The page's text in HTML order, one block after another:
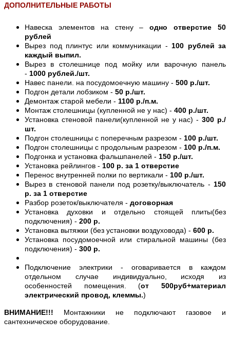
ДОПОЛНИТЕЛЬНЫЕ РАБОТЫ
Навеска элементов на стену –одно отверстие 50
рублей
Вырез под плинтус или коммуникации - 100 рублей за
каждый выпил.
Вырез в столешнице под мойку или варочную панель
- 1000 рублей./шт.
Навес панели. на посудомоечную машину - 500 р./шт.
Подгон детали лобзиком - 50 р./шт.
Демонтаж старой мебели - 1100 р./п.м.
Монтаж столешницы (купленной не у нас) - 400 р./шт.
Установка стеновой панели(купленной не у нас) -300 р./
шт.
Подгон столешницы с поперечным разрезом - 100 р./шт.
Подгон столешницы с продольным разрезом - 100 р./п.м.
Подгонка и установка фальшпанелей - 150 р./шт.
Установка рейлингов - 100 р. за 1 отверстие
Перенос внутренней полки по вертикали - 100 р./шт.
Вырез в стеновой панели под розетку/выключатель - 150
р. за 1 отверстие
Разбор розеток/выключателя - договорная
Установка духовки и отдельно стоящей плиты(без
подключения) - 200 р.
Установка вытяжки (без установки воздуховода) - 600 р.
Установка посудомоечной или стиральной машины (без
подключения) - 300 р.
Подключение электрики - оговаривается в каждом
отдельном случае индивидуально, исходя из
особенностей помещения. (от 500руб+материал
электрический провод, клеммы.)
ВНИМАНИЕ!!! Монтажники не подключают газовое и
сантехническое оборудование.